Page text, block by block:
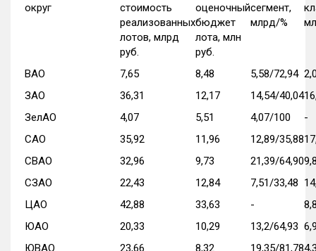
округ
стоимость
реализованных
лотов, млрд
руб.
оценочный
бюджет
лота, млн
руб.
сегмент,
млрд/%
ВАО 7,65 8,48 5,58/72,94
ЗАО
36,31 12,17 14,54/40,04
ЗелАО
4,07 5,51 4,07/100
-
САО
35,92 11,96 12,89/35,88
СВАО
32,96 9,73 21,39/64,90
СЗАО
22,43 12,84 7,51/33,48
ЦАО
42,88 33,63 -
ЮАО
20,33 10,29 13,2/64,93
ЮВАО
23,66 8,32 19,35/81,78